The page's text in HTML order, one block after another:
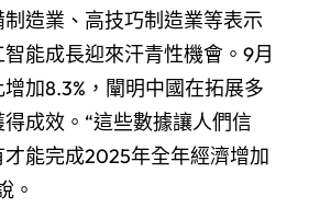
造業、高技巧制造業等表示
能成長迎來汗青性機會。9月
加8.3%，闡明中國在拓展多
成效。“這些數據讓人們信
能完成2025年全年經濟增加
。